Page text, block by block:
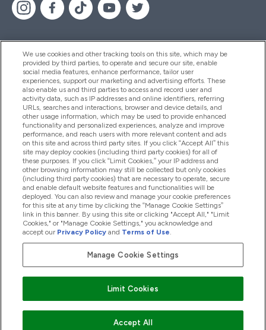
Pomoc & Informácie
Produkty
Informácie O Spoločnosti
Vernosť & Odmeny
2026 The Hut.com Ltd
We use cookies and other tracking tools on this site, which may be
provided by third parties, to operate and secure our site, enable
social media features, enhance performance, tailor user
experiences, support our marketing and advertising efforts. These
also enable us and third parties to access and record user and
activity data, such as IP addresses and online identifiers, referring
URLs, searches and interactions, browser and device details, and
other usage information, which may be used to provide enhanced
functionality and personalized experiences, analyze and improve
performance, and reach users with more relevant content and ads
on this site and across third party sites. If you click “Accept All” this
site may deploy cookies (including third party cookies) for all of
these purposes. If you click “Limit Cookies,” your IP address and
other browsing information may still be collected but only cookies
(including third party cookies) that are necessary to operate, secure
and enable default website features and functionalities will be
deployed. You can also review and manage your cookie preferences
for this site at any time by clicking the “Manage Cookie Settings”
link in this banner. By using this site or clicking "Accept All," "Limit
Cookies," or "Manage Cookie Settings," you acknowledge and
accept our Privacy Policy and Terms of Use.
Manage Cookie Settings
Limit Cookies
Accept All